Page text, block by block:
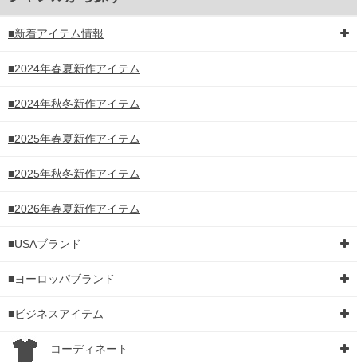
■新着アイテム情報
■2024年春夏新作アイテム
■2024年秋冬新作アイテム
■2025年春夏新作アイテム
■2025年秋冬新作アイテム
■2026年春夏新作アイテム
■USAブランド
■ヨーロッパブランド
■ビジネスアイテム
コーディネート